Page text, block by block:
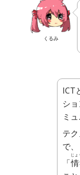
くるみ
ICT
シ
ミ
テ
で、
「
じょ